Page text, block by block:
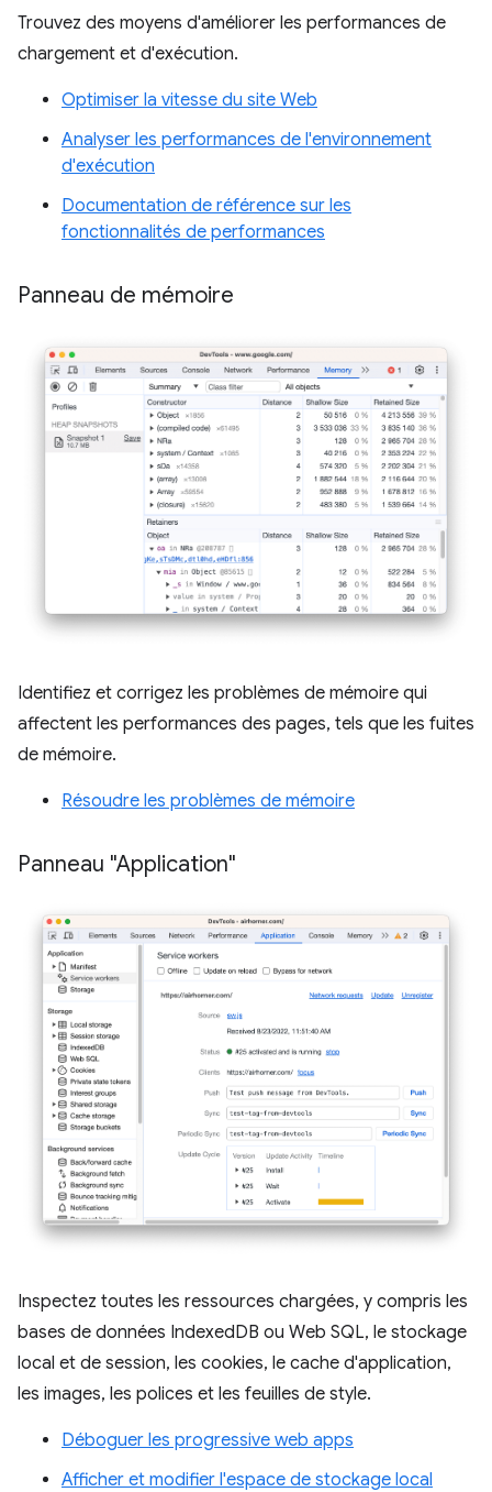
Trouvez des moyens d'améliorer les performances de
chargement et d'exécution.
Optimiser la vitesse du site Web
Analyser les performances de l'environnement
d'exécution
Documentation de référence sur les
fonctionnalités de performances
Panneau de mémoire
Identifiez et corrigez les problèmes de mémoire qui
affectent les performances des pages, tels que les fuites
de mémoire.
Résoudre les problèmes de mémoire
Panneau "Application"
Inspectez toutes les ressources chargées, y compris les
bases de données IndexedDB ou Web SQL, le stockage
local et de session, les cookies, le cache d'application,
les images, les polices et les feuilles de style.
Déboguer les progressive web apps
Afficher et modifier l'espace de stockage local